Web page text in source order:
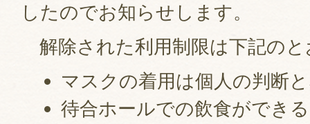
したのでお知らせします。
解除された利用制限は下記の
マスクの着用は個人の判断
待合ホールでの飲食ができ